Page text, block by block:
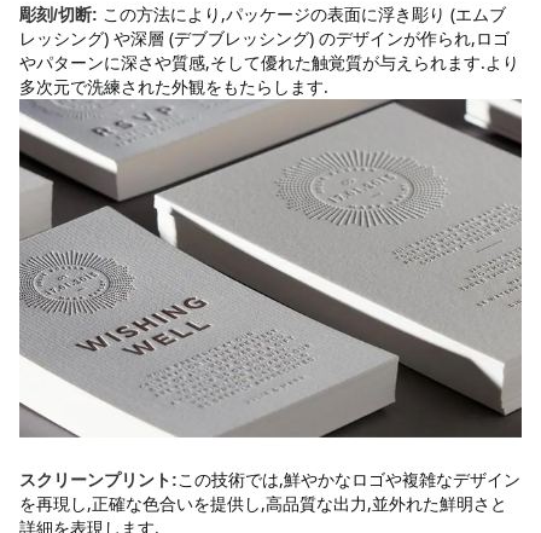
彫刻/切断: この方法により,パッケージの表面に浮き彫り (エムブ
レッシング) や深層 (デブブレッシング) のデザインが作られ,ロゴ
やパターンに深さや質感,そして優れた触覚質が与えられます.より
多次元で洗練された外観をもたらします.
スクリーンプリント:この技術では,鮮やかなロゴや複雑なデザイン
を再現し,正確な色合いを提供し,高品質な出力,並外れた鮮明さと
詳細を表現します.